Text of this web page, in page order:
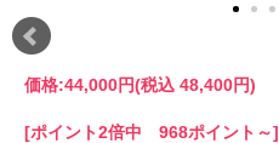
価格:44,000円(税込 48,400円)
[ポイント2倍中 968ポイント～]